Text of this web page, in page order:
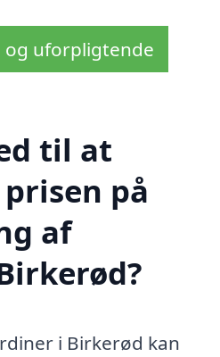
og uforpligtende
til at
på
af
i Birkerød kan